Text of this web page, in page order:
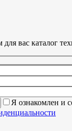
вас каталог
Я ознакомлен и